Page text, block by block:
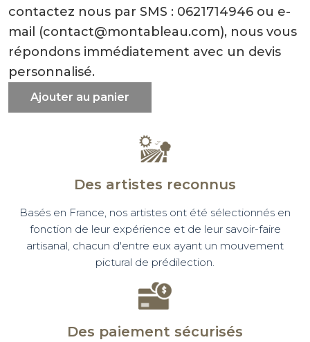
contactez nous par SMS : 0621714946 ou e-
mail (contact@montableau.com), nous vous
répondons immédiatement avec un devis
personnalisé.
Ajouter au panier
Des artistes reconnus
Basés en France, nos artistes ont été sélectionnés en
fonction de leur expérience et de leur savoir-faire
artisanal, chacun d'entre eux ayant un mouvement
pictural de prédilection.
Des paiement sécurisés